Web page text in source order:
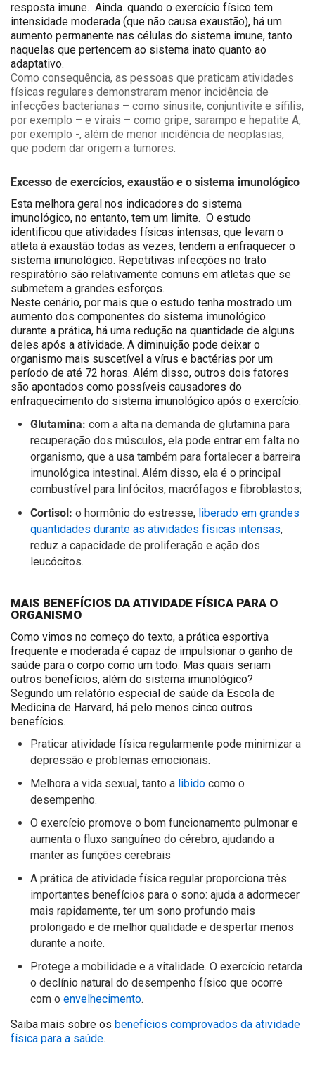
resposta imune. Ainda. quando o exercício físico tem
intensidade moderada (que não causa exaustão), há um
aumento permanente nas células do sistema imune, tanto
naquelas que pertencem ao sistema inato quanto ao
adaptativo.
Como consequência, as pessoas que praticam atividades
físicas regulares demonstraram menor incidência de
infecções bacterianas – como sinusite, conjuntivite e sífilis,
por exemplo – e virais – como gripe, sarampo e hepatite A,
por exemplo -, além de menor incidência de neoplasias,
que podem dar origem a tumores.
Excesso de exercícios, exaustão e o sistema imunológico
Esta melhora geral nos indicadores do sistema
imunológico, no entanto, tem um limite. O estudo
identificou que atividades físicas intensas, que levam o
atleta à exaustão todas as vezes, tendem a enfraquecer o
sistema imunológico. Repetitivas infecções no trato
respiratório são relativamente comuns em atletas que se
submetem a grandes esforços.
Neste cenário, por mais que o estudo tenha mostrado um
aumento dos componentes do sistema imunológico
durante a prática, há uma redução na quantidade de alguns
deles após a atividade. A diminuição pode deixar o
organismo mais suscetível a vírus e bactérias por um
período de até 72 horas. Além disso, outros dois fatores
são apontados como possíveis causadores do
enfraquecimento do sistema imunológico após o exercício:
Glutamina: com a alta na demanda de glutamina para
recuperação dos músculos, ela pode entrar em falta no
organismo, que a usa também para fortalecer a barreira
imunológica intestinal. Além disso, ela é o principal
combustível para linfócitos, macrófagos e fibroblastos;
Cortisol: o hormônio do estresse, liberado em grandes
quantidades durante as atividades físicas intensas,
reduz a capacidade de proliferação e ação dos
leucócitos.
MAIS BENEFÍCIOS DA ATIVIDADE FÍSICA PARA O
ORGANISMO
Como vimos no começo do texto, a prática esportiva
frequente e moderada é capaz de impulsionar o ganho de
saúde para o corpo como um todo. Mas quais seriam
outros benefícios, além do sistema imunológico?
Segundo um relatório especial de saúde da Escola de
Medicina de Harvard, há pelo menos cinco outros
benefícios.
Praticar atividade física regularmente pode minimizar a
depressão e problemas emocionais.
Melhora a vida sexual, tanto a libido como o
desempenho.
O exercício promove o bom funcionamento pulmonar e
aumenta o fluxo sanguíneo do cérebro, ajudando a
manter as funções cerebrais
A prática de atividade física regular proporciona três
importantes benefícios para o sono: ajuda a adormecer
mais rapidamente, ter um sono profundo mais
prolongado e de melhor qualidade e despertar menos
durante a noite.
Protege a mobilidade e a vitalidade. O exercício retarda
o declínio natural do desempenho físico que ocorre
com o envelhecimento.
Saiba mais sobre os benefícios comprovados da atividade
física para a saúde.